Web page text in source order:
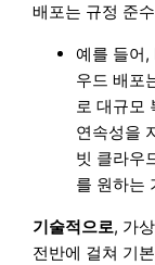
배포는 규정 준
예를 들어
우드 배포
로 대규모
연속성을
빗 클라우
를 원하는
기술적으로, 가
전반에 걸쳐 기